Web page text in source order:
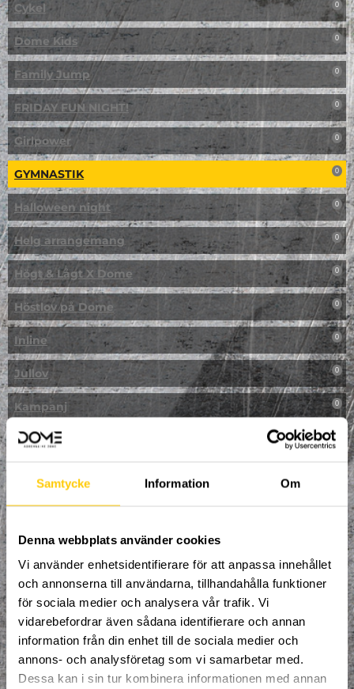
Samtycke Information Om
Denna webbplats använder cookies
Vi använder enhetsidentifierare för att anpassa innehållet
och annonserna till användarna, tillhandahålla funktioner
för sociala medier och analysera vår trafik. Vi
vidarebefordrar även sådana identifierare och annan
information från din enhet till de sociala medier och
annons- och analysföretag som vi samarbetar med.
Dessa kan i sin tur kombinera informationen med annan
Cykel 0
Dome Kids 0
Family Jump 0
FRIDAY FUN NIGHT! 0
Girlpower 0
GYMNASTIK 0
Halloween night 0
Helg arrangemang 0
Högt & Lågt X Dome 0
Höstlov på Dome 0
Inline 0
Jullov 0
Kampanj 0
Kickbike 0
Klättring
LAN
Multisport
Mässa
NPF-Träning
Parkour